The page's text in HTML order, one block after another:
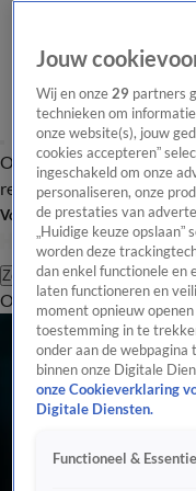
Overzicht Laatste nieuws
redactie
Volg Hart van Nederland
Zoeken
OverzichtRegio
Jouw
Wij en onze29 partners
technieken om
onze website(s), jouw
cookies accepteren”
ingeschakeld om onze
personaliseren, onze
de prestaties van
„Huidige keuze
worden deze
dan enkel functionele en
laten functioneren en
moment opnieuw
toestemming in te
onder aan de webpagina
binnen onze Digitale
onze Cookieverklaring
Digitale Diensten.
Functioneel &